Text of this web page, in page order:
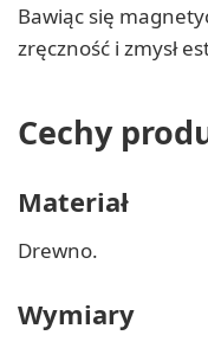
Bawiąc się
zręczność i zmysł
Cechy
Materiał
Drewno.
Wymiary